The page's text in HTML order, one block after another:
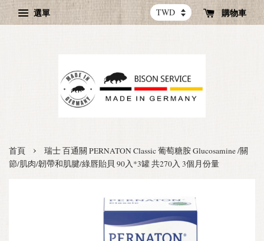
選單 購物車
首頁 ›
瑞士 百通關 PERNATON Classic 葡萄糖胺 Glucosamine /關
節/肌肉/韌帶和肌腱/綠唇貽貝 90入*3罐 共270入 3個月份量